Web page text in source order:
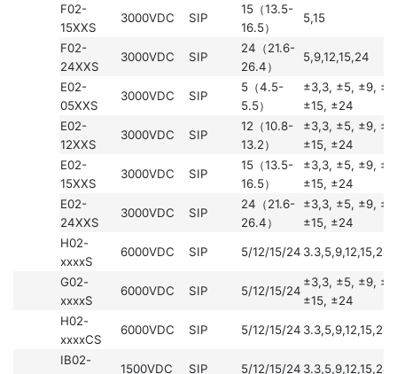
F02-
15XXS
3000VDC SIP
15（13.5-
16.5）
5,15
F02-
24XXS
3000VDC SIP
24（21.6-
26.4）
5,9,12,15,24
E02-
05XXS
3000VDC SIP
5（4.5-
5.5）
±3,3, ±5, ±9,
±15, ±24
E02-
12XXS
3000VDC SIP
12（10.8-
13.2）
±3,3, ±5, ±9,
±15, ±24
E02-
15XXS
3000VDC SIP
15（13.5-
16.5）
±3,3, ±5, ±9,
±15, ±24
E02-
24XXS
3000VDC SIP
24（21.6-
26.4）
±3,3, ±5, ±9,
±15, ±24
H02-
xxxxS
6000VDC SIP 5/12/15/24 3.3,5,9,12,15,24
G02-
xxxxS
6000VDC SIP 5/12/15/24
±3,3, ±5, ±9,
±15, ±24
H02-
xxxxCS
6000VDC SIP 5/12/15/24 3.3,5,9,12,15,24
IB02-
1500VDC SIP 5/12/15/24 3.3,5,9,12,15,24